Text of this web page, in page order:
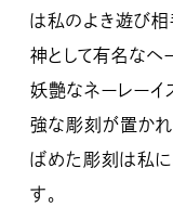
は私のよき遊び
神として有名なヘ
妖艶なネーレーイ
強な彫刻が置か
ばめた彫刻は私
す。